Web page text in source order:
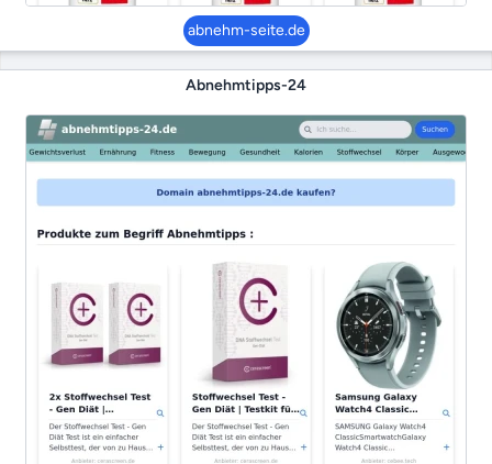
abnehm-seite.de
Abnehmtipps-24